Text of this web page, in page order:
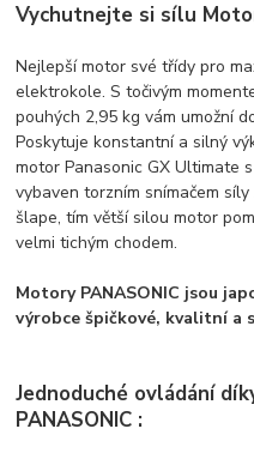
Vychutnejte si sílu
Nejlepší motor své třídy pro
elektrokole. S točivým
pouhých 2,95 kg vám umožní
Poskytuje konstantní a silný
motor Panasonic GX Ultimate
vybaven torzním snímačem
šlape, tím větší silou motor
velmi tichým chodem.
Motory PANASONIC jsou
výrobce špičkové, kvalitní a
Jednoduché ovládání
PANASONIC :